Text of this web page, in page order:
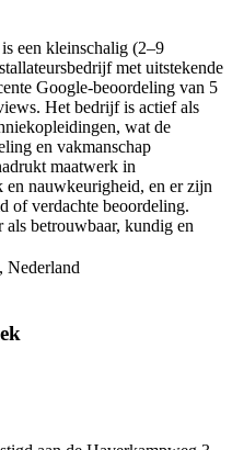
een kleinschalig (2–9
met uitstekende
Google-beoordeling van 5
Het bedrijf is actief als
wat de
en vakmanschap
maatwerk in
en nauwkeurigheid, en er zijn
of verdachte beoordeling.
betrouwbaar, kundig en
Nederland